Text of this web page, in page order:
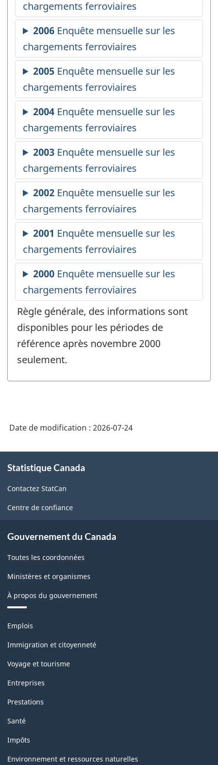
Règle générale, des informations sont
disponibles pour les périodes de
référence après novembre 2000
seulement.
Date de modification : 2026-07-24
propos
ce
site
Statistique Canada
Contactez StatCan
Centre de confiance
Gouvernement du Canada
Toutes les coordonnées
Ministères et organismes
À propos du gouvernement
Thèmes
sujets
Emplois
Immigration et citoyenneté
Voyage et tourisme
Entreprises
Prestations
Santé
Impôts
Environnement et ressources naturelles